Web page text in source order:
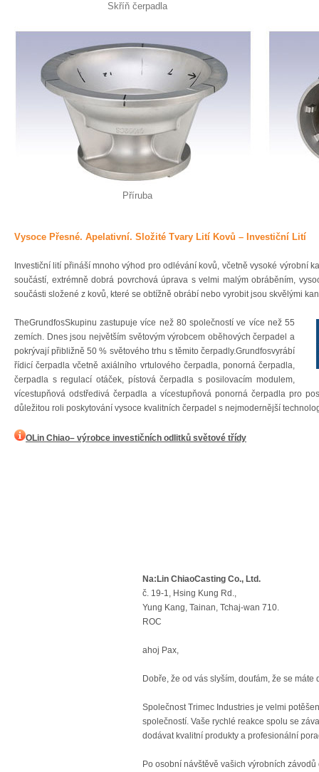
Skříň čerpadla
Příruba
Vysoce Přesné. Apelativní. Složité Tvary Lití Kovů – Investiční Lití
Investiční lití přináší mnoho výhod pro odlévání kovů, včetně vysoké výrobní
součástí, extrémně dobrá povrchová úprava s velmi malým obráběním,
součásti složené z kovů, které se obtížně obrábí nebo vyrobit jsou skvělými
TheGrundfosSkupinu zastupuje více než 80 společností ve více než 55
zemích. Dnes jsou největším světovým výrobcem oběhových čerpadel a
pokrývají přibližně 50 % světového trhu s těmito čerpadly.Grundfosvyrábí
řídicí čerpadla včetně axiálního vrtulového čerpadla, ponorná čerpadla,
čerpadla s regulací otáček, pístová čerpadla s posilovacím modulem,
vícestupňová odstředivá čerpadla a vícestupňová ponorná čerpadla pro
důležitou roli poskytování vysoce kvalitních čerpadel s nejmodernější
OLin Chiao– výrobce investičních odlitků světové třídy
Na:Lin ChiaoCasting Co., Ltd.
č. 19-1, Hsing Kung Rd.,
Yung Kang, Tainan, Tchaj-wan 710.
ROC
ahoj Pax,
Dobře, že od vás slyším, doufám, že se máte
Společnost Trimec Industries je velmi
společností. Vaše rychlé reakce spolu se
dodávat kvalitní produkty a profesionální
Po osobní návštěvě vašich výrobních